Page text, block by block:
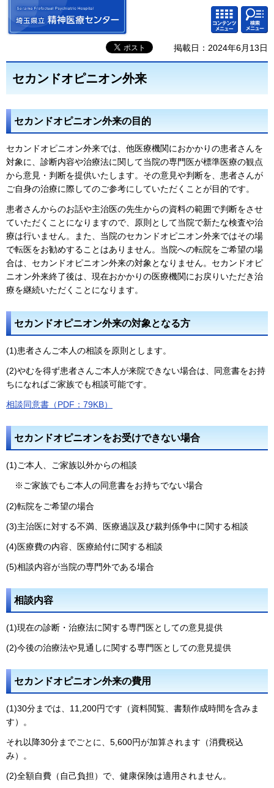
埼玉県立 精神医療センター
コンテ
ンツメ
ニュー
検索・
共通メ
ニュー
掲載日：2024年6月13日
セカンドオピニオン外来
セカンドオピニオン外来の目的
セカンドオピニオン外来では、他医療機関におかかりの患者さんを
対象に、診断内容や治療法に関して当院の専門医が標準医療の観点
から意見・判断を提供いたします。その意見や判断を、患者さんが
ご自身の治療に際してのご参考にしていただくことが目的です。
患者さんからのお話や主治医の先生からの資料の範囲で判断をさせ
ていただくことになりますので、原則として当院で新たな検査や治
療は行いません。また、当院のセカンドオピニオン外来ではその場
で転医をお勧めすることはありません。当院への転院をご希望の場
合は、セカンドオピニオン外来の対象となりません。セカンドオピ
ニオン外来終了後は、現在おかかりの医療機関にお戻りいただき治
療を継続いただくことになります。
セカンドオピニオン外来の対象となる方
(1)患者さんご本人の相談を原則とします。
(2)やむを得ず患者さんご本人が来院できない場合は、同意書をお持
ちになればご家族でも相談可能です。
相談同意書（PDF：79KB）
セカンドオピニオンをお受けできない場合
(1)ご本人、ご家族以外からの相談
※ご家族でもご本人の同意書をお持ちでない場合
(2)転院をご希望の場合
(3)主治医に対する不満、医療過誤及び裁判係争中に関する相談
(4)医療費の内容、医療給付に関する相談
(5)相談内容が当院の専門外である場合
相談内容
(1)現在の診断・治療法に関する専門医としての意見提供
(2)今後の治療法や見通しに関する専門医としての意見提供
セカンドオピニオン外来の費用
(1)30分までは、11,200円です（資料閲覧、書類作成時間を含みま
す）。
それ以降30分までごとに、5,600円が加算されます（消費税込
み）。
(2)全額自費（自己負担）で、健康保険は適用されません。